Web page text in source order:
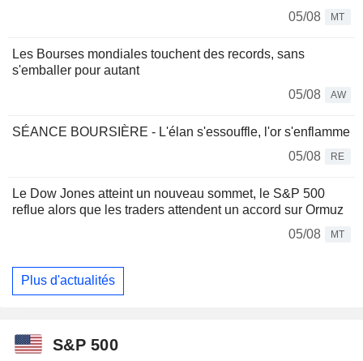
05/08
MT
Les Bourses mondiales touchent des records, sans
s'emballer pour autant
05/08
AW
SÉANCE BOURSIÈRE - L'élan s'essouffle, l'or s'enflamme
05/08
RE
Le Dow Jones atteint un nouveau sommet, le S&P 500
reflue alors que les traders attendent un accord sur Ormuz
05/08
MT
Plus d'actualités
S&P 500